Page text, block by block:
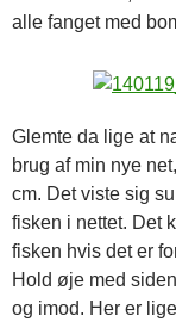
alle fanget med
Glemte da lige at
brug af min nye
cm. Det viste sig
fisken i nettet. Det
fisken hvis det er
Hold øje med
og imod. Her er